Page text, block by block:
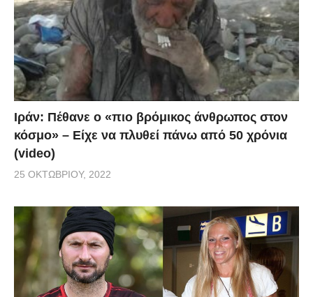
Ιράν: Πέθανε ο «πιο βρόμικος άνθρωπος στον
κόσμο» – Είχε να πλυθεί πάνω από 50 χρόνια
(video)
25 ΟΚΤΩΒΡΊΟΥ, 2022